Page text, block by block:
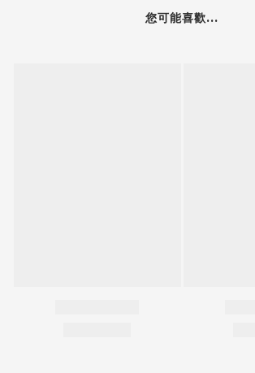
您可能喜歡...